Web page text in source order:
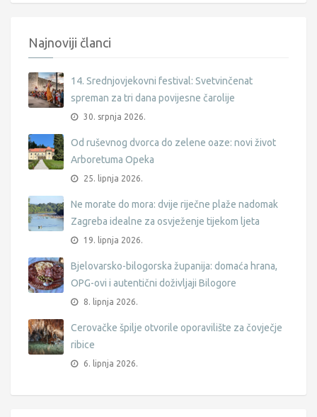
Najnoviji članci
14. Srednjovjekovni festival: Svetvinčenat
spreman za tri dana povijesne čarolije
30. srpnja 2026.
Od ruševnog dvorca do zelene oaze: novi život
Arboretuma Opeka
25. lipnja 2026.
Ne morate do mora: dvije riječne plaže nadomak
Zagreba idealne za osvježenje tijekom ljeta
19. lipnja 2026.
Bjelovarsko-bilogorska županija: domaća hrana,
OPG-ovi i autentični doživljaji Bilogore
8. lipnja 2026.
Cerovačke špilje otvorile oporavilište za čovječje
ribice
6. lipnja 2026.